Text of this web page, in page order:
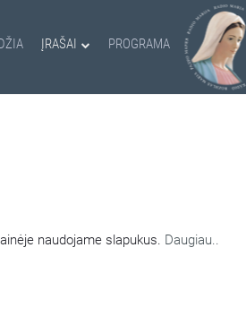
ĮRAŠAI PROGRAMA
naudojame slapukus. Daugiau..